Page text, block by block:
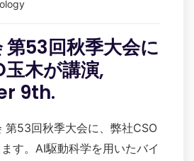
第53回秋季大会に
木が講演,
9th.
第53回秋季大会に、弊社CSO
す。AI駆動科学を用いたバイ